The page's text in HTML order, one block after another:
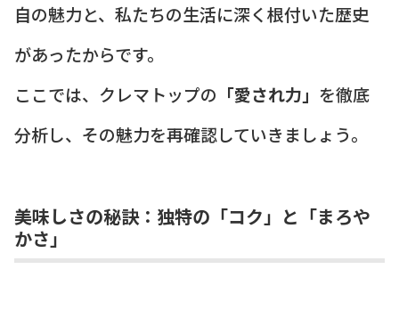
自の魅力と、私たちの生活に深く根付いた歴史
があったからです。
ここでは、クレマトップの 「愛され力」 を徹底
分析し、その魅力を再確認していきましょう。
美味しさの秘訣：独特の「コク」と「まろや
かさ」